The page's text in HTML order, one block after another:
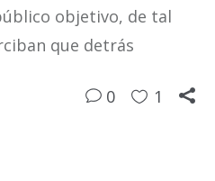
objetivo, de tal
que detrás
0 1